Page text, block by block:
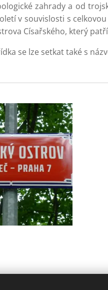
zahrady a od
v souvislosti s
Císařského, který
se lze setkat také s